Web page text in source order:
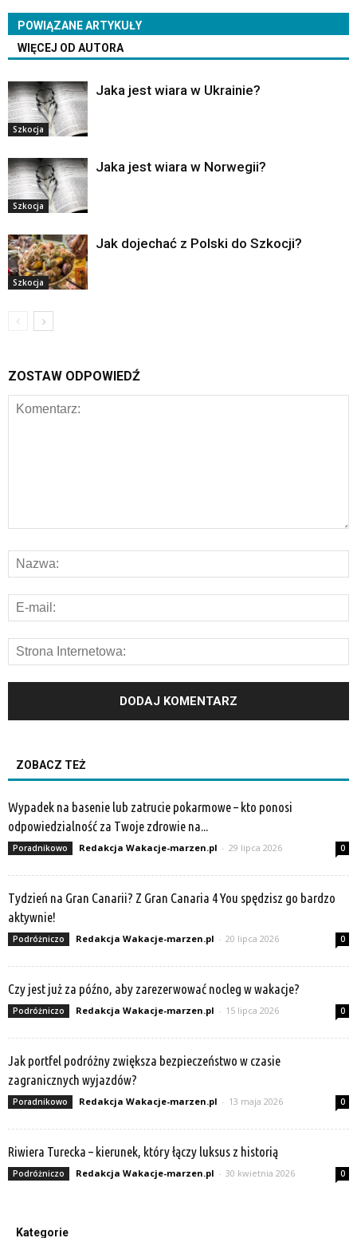
POWIĄZANE ARTYKUŁY
WIĘCEJ OD AUTORA
Szkocja
Jaka jest wiara w Ukrainie?
Szkocja
Jaka jest wiara w Norwegii?
Szkocja
Jak dojechać z Polski do Szkocji?
ZOSTAW ODPOWIEDŹ
ZOBACZ TEŻ
Wypadek na basenie lub zatrucie pokarmowe – kto ponosi
odpowiedzialność za Twoje zdrowie na...
Poradnikowo Redakcja Wakacje-marzen.pl - 29 lipca 2026 0
Tydzień na Gran Canarii? Z Gran Canaria 4 You spędzisz go bardzo
aktywnie!
Podróżniczo Redakcja Wakacje-marzen.pl - 20 lipca 2026 0
Czy jest już za późno, aby zarezerwować nocleg w wakacje?
Podróżniczo Redakcja Wakacje-marzen.pl - 15 lipca 2026 0
Jak portfel podróżny zwiększa bezpieczeństwo w czasie
zagranicznych wyjazdów?
Poradnikowo Redakcja Wakacje-marzen.pl - 13 maja 2026 0
Riwiera Turecka – kierunek, który łączy luksus z historią
Podróżniczo Redakcja Wakacje-marzen.pl - 30 kwietnia 2026 0
Kategorie